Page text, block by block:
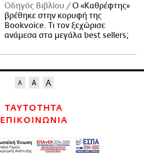
Οδηγός Βιβλίου
Ο «Καθρέφτης»
βρέθηκε στην κορυφή της
Bookvoice. Τι τον ξεχώρισε
ανάμεσα στα μεγάλα best sellers;
ΤΑΥΤΟΤΗΤΑ
ΕΠΙΚΟΙΝΩΝΙΑ